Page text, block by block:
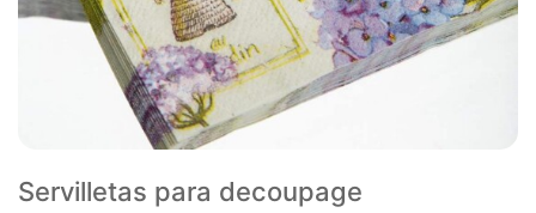
Servilletas para decoupage